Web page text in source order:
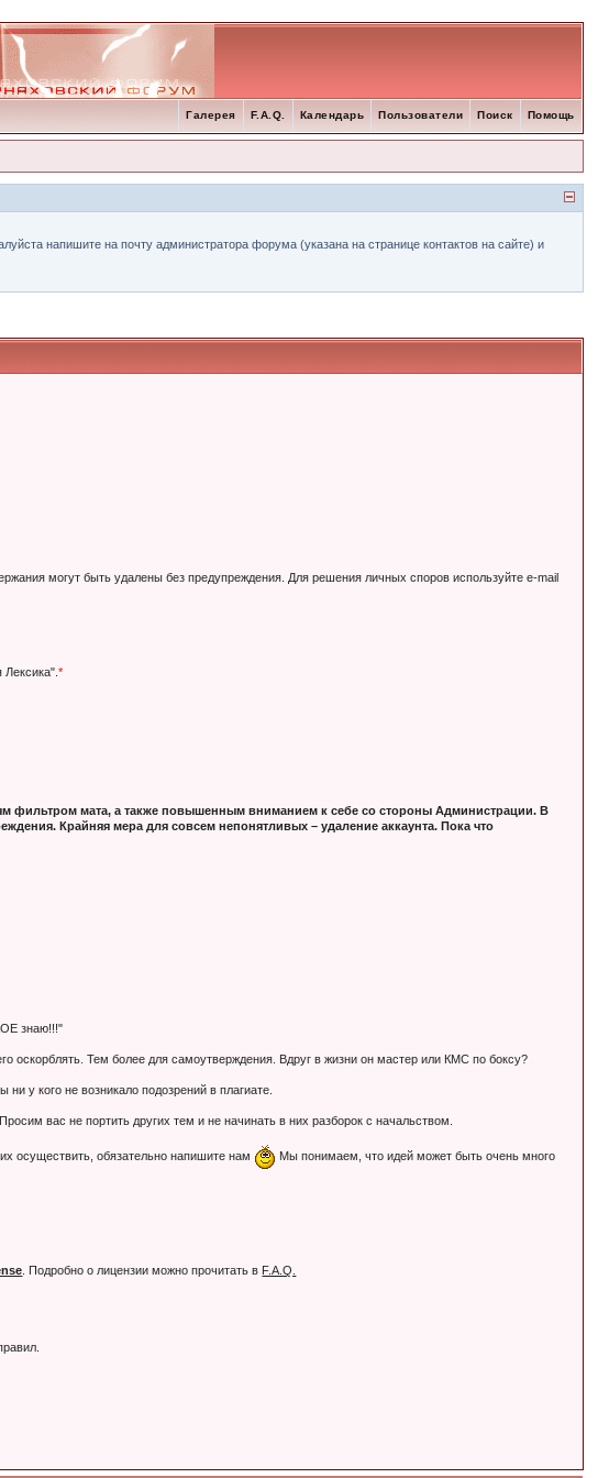
Помощь
Поиск
Пользователи
Календарь
F.A.Q.
Галерея
напишите на почту администратора форума (указана на странице контактов на сайте) и
могут быть удалены без предупреждения. Для решения личных споров используйте e-mail
Лексика".*
фильтром мата, а также повышенным вниманием к себе со стороны Администрации. В
Крайняя мера для совсем непонятливых – удаление аккаунта. Пока что
знаю!!!"
оскорблять. Тем более для самоутверждения. Вдруг в жизни он мастер или КМС по боксу?
у кого не возникало подозрений в плагиате.
вас не портить других тем и не начинать в них разборок с начальством.
осуществить, обязательно напишите нам
Мы понимаем, что идей может быть очень много
. Подробно о лицензии можно прочитать в F.A.Q.